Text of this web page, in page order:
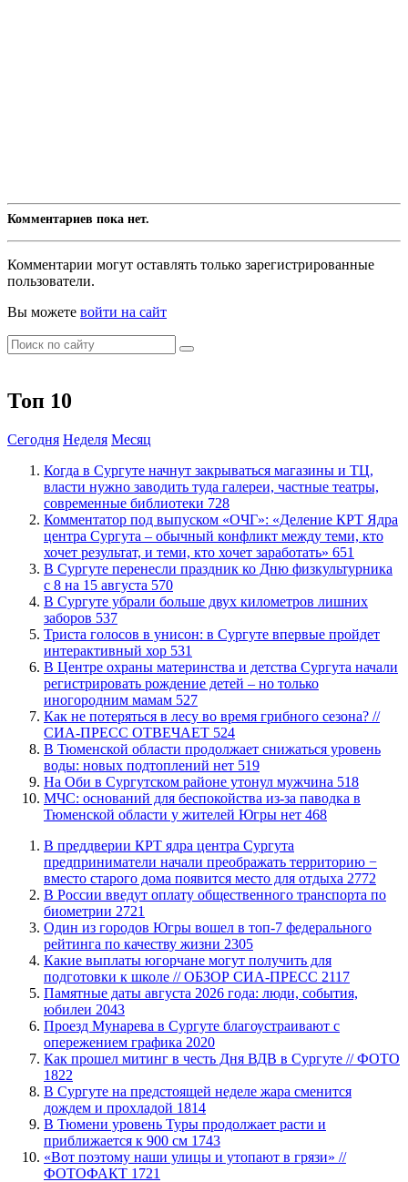
Комментариев пока нет.
Комментарии могут оставлять только зарегистрированные
пользователи.
Вы можете войти на сайт
Топ 10
Сегодня Неделя Месяц
​Когда в Сургуте начнут закрываться магазины и ТЦ,
власти нужно заводить туда галереи, частные театры,
современные библиотеки 728
​Комментатор под выпуском «ОЧГ»: «Деление КРТ Ядра
центра Сургута – обычный конфликт между теми, кто
хочет результат, и теми, кто хочет заработать» 651
​В Сургуте перенесли праздник ко Дню физкультурника
с 8 на 15 августа 570
​В Сургуте убрали больше двух километров лишних
заборов 537
​Триста голосов в унисон: в Сургуте впервые пройдет
интерактивный хор 531
​В Центре охраны материнства и детства Сургута начали
регистрировать рождение детей – но только
иногородним мамам 527
​Как не потеряться в лесу во время грибного сезона? //
СИА-ПРЕСС ОТВЕЧАЕТ 524
​В Тюменской области продолжает снижаться уровень
воды: новых подтоплений нет 519
​На Оби в Сургутском районе утонул мужчина 518
​МЧС: оснований для беспокойства из-за паводка в
Тюменской области у жителей Югры нет 468
​В преддверии КРТ ядра центра Сургута
предприниматели начали преображать территорию −
вместо старого дома появится место для отдыха 2772
В России введут оплату общественного транспорта по
биометрии 2721
Один из городов Югры вошел в топ-7 федерального
рейтинга по качеству жизни 2305
Какие выплаты югорчане могут получить для
подготовки к школе // ОБЗОР СИА-ПРЕСС 2117
​Памятные даты августа 2026 года: люди, события,
юбилеи 2043
​Проезд Мунарева в Сургуте благоустраивают с
опережением графика 2020
Как прошел митинг в честь Дня ВДВ в Сургуте // ФОТО
1822
В Сургуте на предстоящей неделе жара сменится
дождем и прохладой 1814
В Тюмени уровень Туры продолжает расти и
приближается к 900 см 1743
«Вот поэтому наши улицы и утопают в грязи» //
ФОТОФАКТ 1721